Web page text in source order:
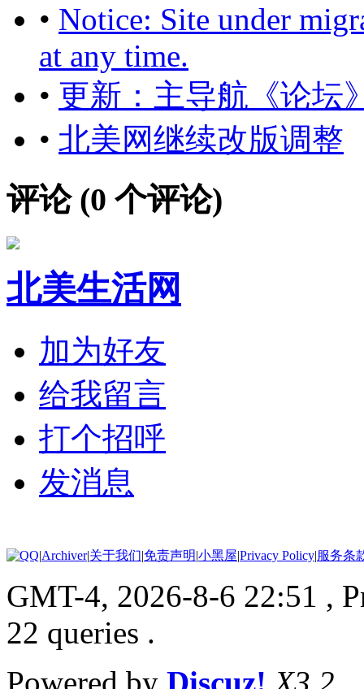
• Notice: Site under
at any time.
• 更新：主导航《论坛
• 北美网继续改版调整
评论 (0 个评论)
北美生活网
加为好友
给我留言
打个招呼
发消息
|Archiver|关于我们|免责声明|小黑屋|Privacy Policy|服务条
GMT-4, 2026-8-6 22:51 ,
22 queries .